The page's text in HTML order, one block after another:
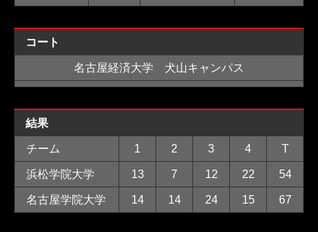
コート
名古屋経済大学 犬山キャンパス
結果
チーム 1 2 3 4 T
浜松学院大学 13 7 12 22 54
名古屋学院大学 14 14 24 15 67